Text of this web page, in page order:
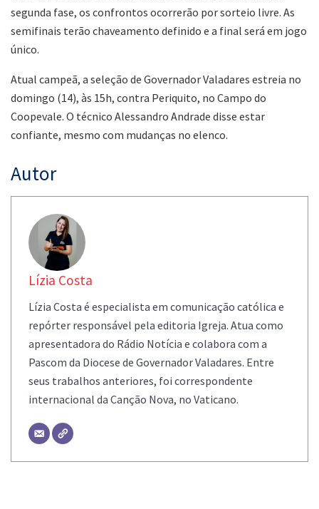
segunda fase, os confrontos ocorrerão por sorteio livre. As
semifinais terão chaveamento definido e a final será em jogo
único.
Atual campeã, a seleção de Governador Valadares estreia no
domingo (14), às 15h, contra Periquito, no Campo do
Coopevale. O técnico Alessandro Andrade disse estar
confiante, mesmo com mudanças no elenco.
Autor
Lízia Costa
Lízia Costa é especialista em comunicação católica e
repórter responsável pela editoria Igreja. Atua como
apresentadora do Rádio Notícia e colabora com a
Pascom da Diocese de Governador Valadares. Entre
seus trabalhos anteriores, foi correspondente
internacional da Canção Nova, no Vaticano.